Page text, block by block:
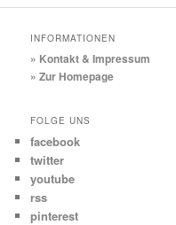
INFORMATIONEN
» Kontakt & Impressum
» Zur Homepage
FOLGE UNS
facebook
twitter
youtube
rss
pinterest